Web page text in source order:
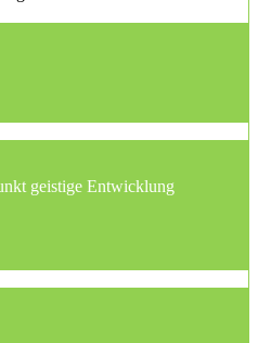
geistige Entwicklung